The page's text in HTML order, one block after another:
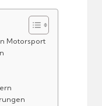
Motorsport